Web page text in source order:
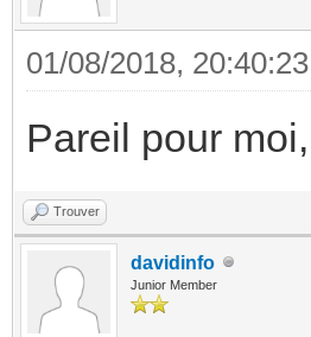
01/08/2018, 20:40:23
Pareil pour
Trouver
davidinfo
Junior Member